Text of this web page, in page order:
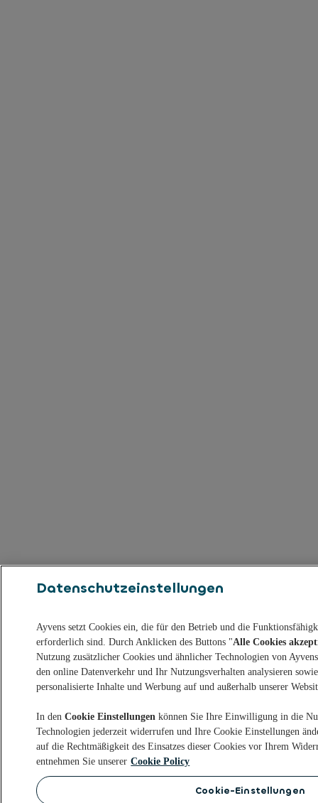
Datenschutzeinstellungen
Ayvens setzt Cookies ein, die für den Betrieb und die
erforderlich sind. Durch Anklicken des Buttons "Alle Cookies
Nutzung zusätzlicher Cookies und ähnlicher Technologien von
den online Datenverkehr und Ihr Nutzungsverhalten analysieren
personalisierte Inhalte und Werbung auf und außerhalb unserer
In denCookie Einstellungen können Sie Ihre Einwilligung in die
Technologien jederzeit widerrufen und Ihre Cookie Einstellungen
auf die Rechtmäßigkeit des Einsatzes dieser Cookies vor Ihrem
entnehmen Sie unserer Cookie Policy
Cookie-Einstellungen